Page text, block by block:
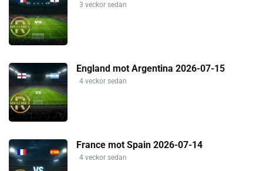
3 veckor sedan
England mot Argentina 2026-07-15
4 veckor sedan
France mot Spain 2026-07-14
4 veckor sedan